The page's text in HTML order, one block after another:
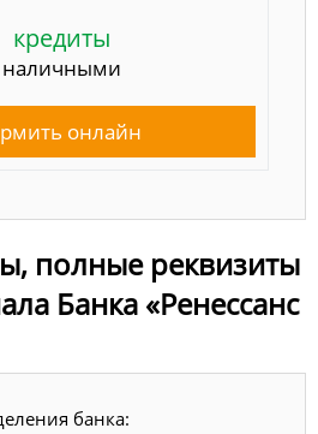
кредиты
наличными
онлайн
полные реквизиты
Банка «Ренессанс
банка: